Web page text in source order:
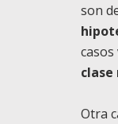
son
Otra